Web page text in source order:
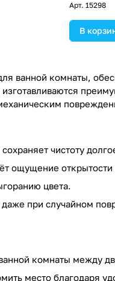
Арт. 15298
В
ванной комнаты,
чистоту
ощущение открытости
цвета.
при случайном
комнаты между
место благодаря